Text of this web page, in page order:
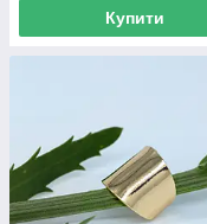
Купити